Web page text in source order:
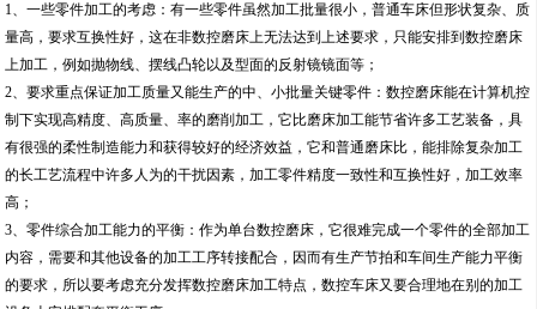
1、一些零件加工的考虑：有一些零件虽然加工批量很小，普通车床但形状复杂、质
量高，要求互换性好，这在非数控磨床上无法达到上述要求，只能安排到数控磨床
上加工，例如抛物线、摆线凸轮以及型面的反射镜镜面等；
2、要求重点保证加工质量又能生产的中、小批量关键零件：数控磨床能在计算机控
制下实现高精度、高质量、率的磨削加工，它比磨床加工能节省许多工艺装备，具
有很强的柔性制造能力和获得较好的经济效益，它和普通磨床比，能排除复杂加工
的长工艺流程中许多人为的干扰因素，加工零件精度一致性和互换性好，加工效率
高；
3、零件综合加工能力的平衡：作为单台数控磨床，它很难完成一个零件的全部加工
内容，需要和其他设备的加工工序转接配合，因而有生产节拍和车间生产能力平衡
的要求，所以要考虑充分发挥数控磨床加工特点，数控车床又要合理地在别的加工